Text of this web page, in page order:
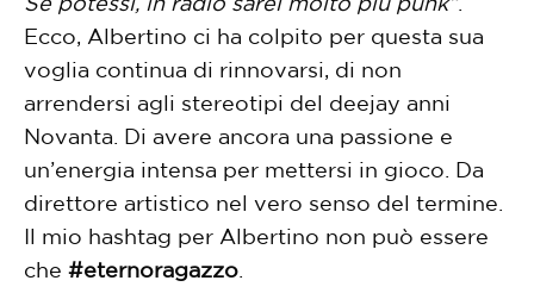
Ecco, Albertino ci ha colpito per questa sua
voglia continua di rinnovarsi, di non
arrendersi agli stereotipi del deejay anni
Novanta. Di avere ancora una passione e
un’energia intensa per mettersi in gioco. Da
direttore artistico nel vero senso del termine.
Il mio hashtag per Albertino non può essere
che #eternoragazzo